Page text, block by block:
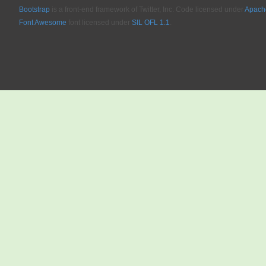
Bootstrap is a front-end framework of Twitter, Inc. Code licensed under
Font Awesome font licensed under SIL OFL 1.1